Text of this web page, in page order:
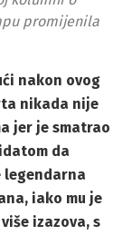
promijenila
nakon ovog
nikada nije
jer je smatrao
da
legendarna
iako mu je
izazova, s